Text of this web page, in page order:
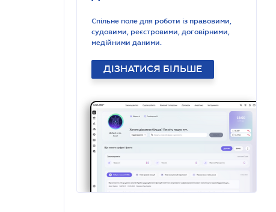
Спільне поле для роботи із правовими,
судовими, реєстровими, договірними,
медійними даними.
ДІЗНАТИСЯ БІЛЬШЕ